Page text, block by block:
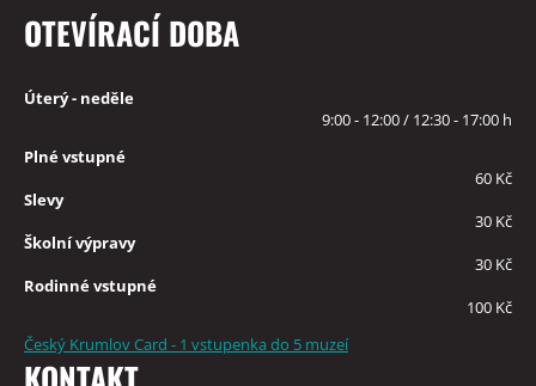
OTEVÍRACÍ DOBA
Úterý - neděle
9:00 - 12:00 / 12:30 - 17:00 h
Plné vstupné
60 Kč
Slevy
30 Kč
Školní výpravy
30 Kč
Rodinné vstupné
100 Kč
Český Krumlov Card - 1 vstupenka do 5 muzeí